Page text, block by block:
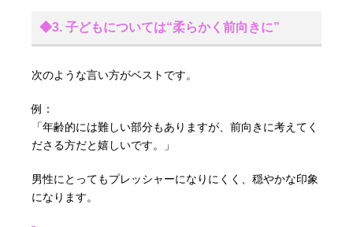
◆3. 子どもについては“柔らかく前向きに”
次のような言い方がベストです。
例：
「年齢的には難しい部分もありますが、前向きに考えてく
ださる方だと嬉しいです。」
男性にとってもプレッシャーになりにくく、穏やかな印象
になります。